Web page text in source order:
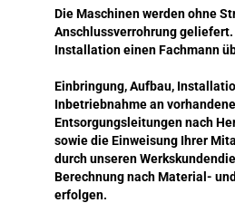
Die Maschinen werden ohne
Anschlussverrohrung
Installation einen Fachmann
Einbringung, Aufbau,
Inbetriebnahme an
Entsorgungsleitungen nach
sowie die Einweisung Ihrer
durch unseren
Berechnung nach Material-
erfolgen.